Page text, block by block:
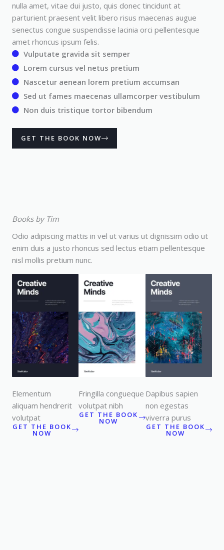
nulla amet, vitae dui justo, quis donec tincidunt at
parturient praesent velit libero risus maecenas augue
senectus congue suspendisse lacinia orci pellentesque
amet rhoncus ipsum felis.
Vulputate gravida sit semper
Lorem cursus vel netus pretium
Nascetur aenean lorem pretium accumsan
Sed ut fames maecenas ullamcorper vestibulum
Non duis tristique tortor bibendum
GET THE BOOK NOW
Books by Tim
Odio adipiscing mattis in vel ut varius ut dignissim odio ut
enim duis a justo rhoncus sed lectus etiam pellentesque
nisl mollis pretium nunc.
Elementum
aliquam hendrerit
volutpat
GET THE BOOK
NOW
Fringilla congueque
volutpat nibh
GET THE BOOK
NOW
Dapibus sapien
non egestas
viverra purus
GET THE BOOK
NOW